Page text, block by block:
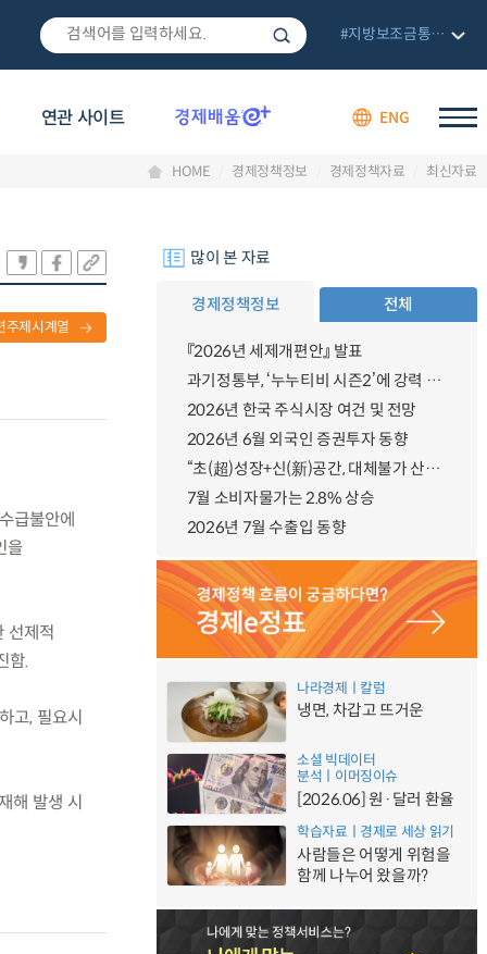
연관 사이트 ENG
#지방보조금통합관리망
HOME 경제정책정보 경제정책자료 최신자료
주제시계열
급불안에
을
선제적
함.
고, 필요시
해 발생 시
많이 본 자료
경제정책정보 전체
『2026년 세제개편안』 발표
과기정통부, ‘누누티비 시즌2’에 강력 대응 의지 밝혀
2026년 한국 주식시장 여건 및 전망
2026년 6월 외국인 증권투자 동향
“초(超)성장+신(新)공간, 대체불가 산업강국”
7월 소비자물가는 2.8% 상승
2026년 7월 수출입 동향
나라경제ㅣ칼럼
냉면, 차갑고 뜨거운
소셜 빅데이터
분석ㅣ이머징이슈
[2026.06] 원·달러 환율
학습자료ㅣ경제로 세상 읽기
사람들은 어떻게 위험을
함께 나누어 왔을까?